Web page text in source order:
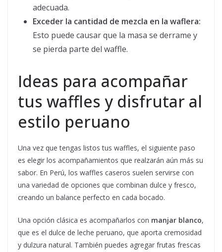
adecuada.
Exceder la cantidad de mezcla en la waflera:
Esto puede causar que la masa se derrame y
se pierda parte del waffle.
Ideas para acompañar
tus waffles y disfrutar al
estilo peruano
Una vez que tengas listos tus waffles, el siguiente paso
es elegir los acompañamientos que realzarán aún más su
sabor. En Perú, los waffles caseros suelen servirse con
una variedad de opciones que combinan dulce y fresco,
creando un balance perfecto en cada bocado.
Una opción clásica es acompañarlos con manjar blanco,
que es el dulce de leche peruano, que aporta cremosidad
y dulzura natural. También puedes agregar frutas frescas